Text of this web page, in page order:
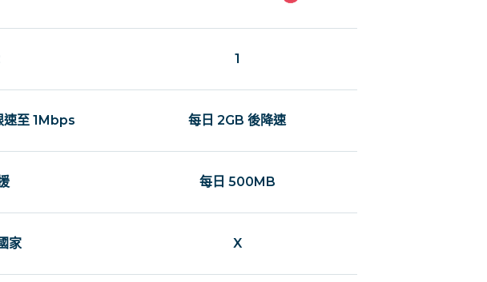
1
速至 1Mbps 每日 2GB 後降速
每日 500MB
家 X